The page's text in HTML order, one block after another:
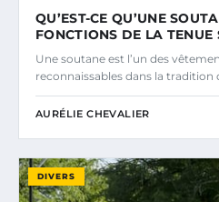
QU’EST-CE QU’UNE
FONCTIONS DE LA TENUE
Une soutane est l’un des
reconnaissables dans la tradition
AURÉLIE CHEVALIER
DIVERS